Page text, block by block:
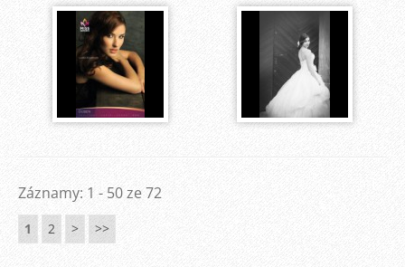
Záznamy: 1 - 50 ze 72
1 2 > >>